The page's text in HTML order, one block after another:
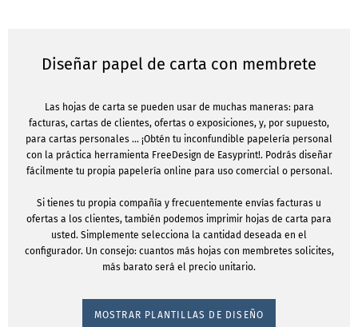
Diseñar papel de carta con membrete
Las hojas de carta se pueden usar de muchas maneras: para
facturas, cartas de clientes, ofertas o exposiciones, y, por supuesto,
para cartas personales ... ¡Obtén tu inconfundible papelería personal
con la práctica herramienta FreeDesign de Easyprint!. Podrás diseñar
fácilmente tu propia papelería online para uso comercial o personal.
Si tienes tu propia compañía y frecuentemente envías facturas u
ofertas a los clientes, también podemos imprimir hojas de carta para
usted. Simplemente selecciona la cantidad deseada en el
configurador. Un consejo: cuantos más hojas con membretes solicites,
más barato será el precio unitario.
MOSTRAR PLANTILLAS DE DISEÑO